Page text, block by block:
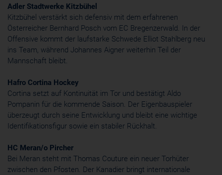
Adler Stadtwerke Kitzbühel
Kitzbühel verstärkt sich defensiv mit dem erfahrenen
Österreicher Bernhard Posch vom EC Bregenzerwald. In der
Offensive kommt der laufstarke Schwede Elliot Stahlberg neu
ins Team, während Johannes Aigner weiterhin Teil der
Mannschaft bleibt.
Hafro Cortina Hockey
Cortina setzt auf Kontinuität im Tor und bestätigt Aldo
Pompanin für die kommende Saison. Der Eigenbauspieler
überzeugt durch seine Entwicklung und bleibt eine wichtige
Identifikationsfigur sowie ein stabiler Rückhalt.
HC Meran/o Pircher
Bei Meran steht mit Thomas Couture ein neuer Torhüter
zwischen den Pfosten. Der Kanadier bringt internationale